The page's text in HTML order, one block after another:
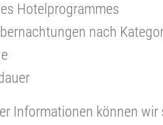
Hotelprogrammes
nach
Informationen können